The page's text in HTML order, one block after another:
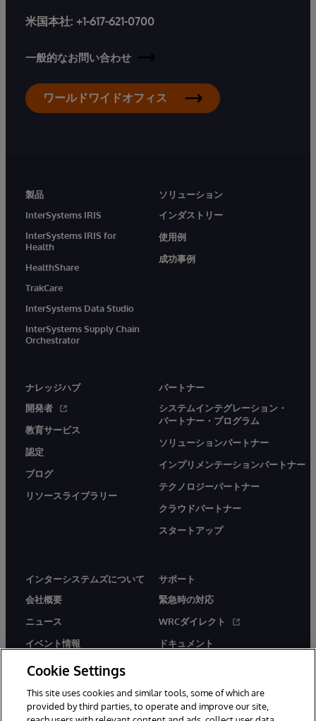
米国本社: +1-617-621-0700
一般的なお問い合わせ
ワールドワイドオフィス
製品
InterSystems IRIS
InterSystems IRIS for
Health
HealthShare
TrakCare
InterSystems Data Studio
InterSystems Supply Chain
Orchestrator
ソリューション
インダストリー
使用例
成功事例
ナレッジハブ
開発者
教育サービス
認定
ブログ
リソースライブラリー
パートナー
システムインテグレーション・
パートナー・プログラム
ソリューションパートナー
インプリメンテーションパートナー
テクノロジーパートナー
クラウドパートナー
スタートアップ
インターシステムズについて
会社概要
ニュース
イベント情報
採用情報
サポート
緊急時の対応
WRCダイレクト
ドキュメント
Cookie Settings
This site uses cookies and similar tools, some of which are
provided by third parties, to operate and improve our site,